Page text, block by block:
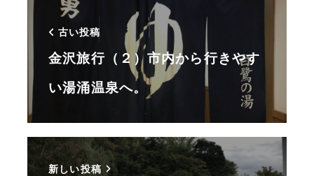
古い投稿
金沢旅行（２）市内から行きやす
い湯涌温泉へ。
新しい投稿